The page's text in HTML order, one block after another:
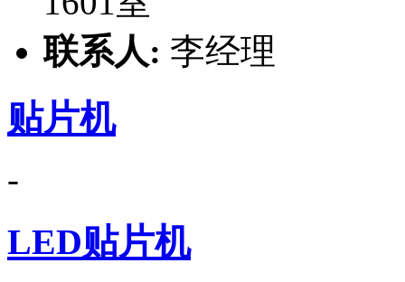
联系人: 李经理
贴片机
-
LED贴片机